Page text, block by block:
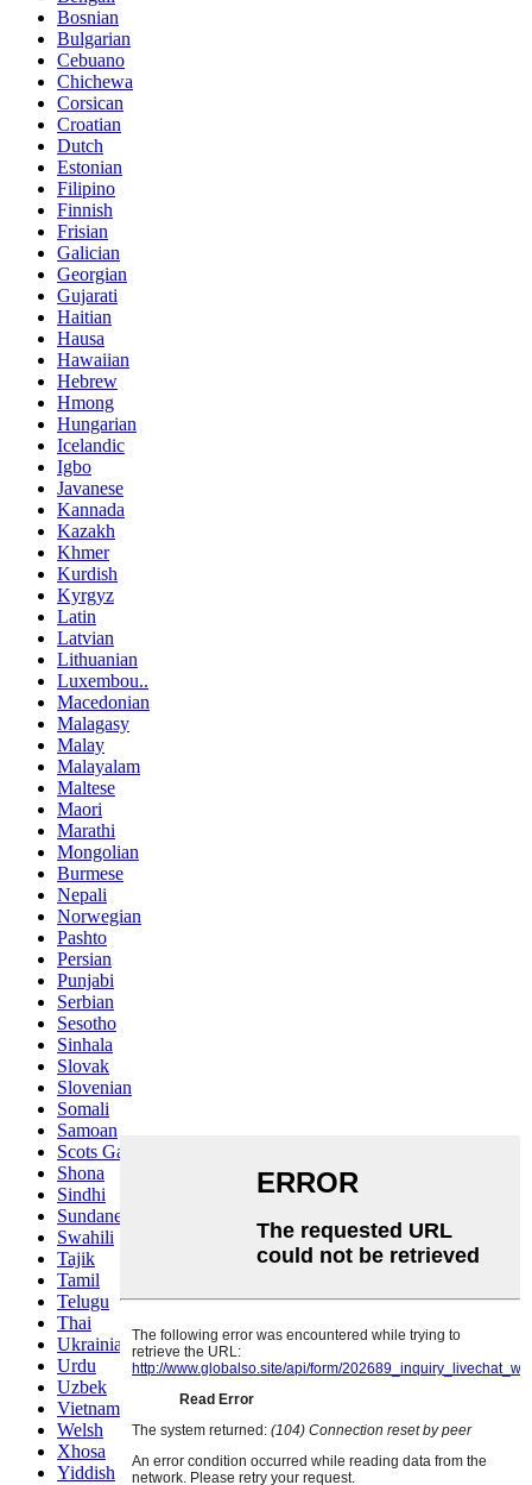
Bosnian
Bulgarian
Cebuano
Chichewa
Corsican
Croatian
Dutch
Estonian
Filipino
Finnish
Frisian
Galician
Georgian
Gujarati
Haitian
Hausa
Hawaiian
Hebrew
Hmong
Hungarian
Icelandic
Igbo
Javanese
Kannada
Kazakh
Khmer
Kurdish
Kyrgyz
Latin
Latvian
Lithuanian
Luxembou..
Macedonian
Malagasy
Malay
Malayalam
Maltese
Maori
Marathi
Mongolian
Burmese
Nepali
Norwegian
Pashto
Persian
Punjabi
Serbian
Sesotho
Sinhala
Slovak
Slovenian
Somali
Samoan
Scots Gaelic
Shona
Sindhi
Sundanese
Swahili
Tajik
Tamil
Telugu
Thai
Ukrainian
Urdu
Uzbek
Vietnamese
Welsh
Xhosa
Yiddish